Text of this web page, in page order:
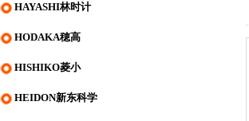
HAYASHI林时计
HODAKA穂高
HISHIKO菱小
HEIDON新东科学